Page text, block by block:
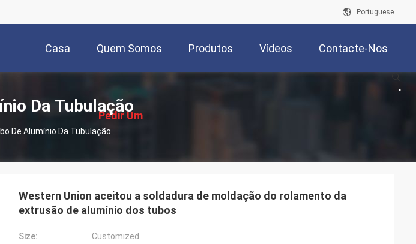
Portuguese
Casa Quem Somos Produtos Vídeos Contacte-Nos
述
Pedir Um
Orçamento
Da Tubulação
De Alumínio Da Tubulação
Western Union aceitou a soldadura de moldação do rolamento da
extrusão de alumínio dos tubos
Size:
Customized